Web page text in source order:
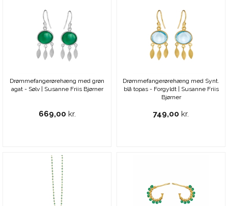
Drømmefangerørehæng med grøn
agat - Sølv | Susanne Friis Bjørner
669,00 kr.
Drømmefangerørehæng med Synt.
blå topas - Forgyldt | Susanne Friis
Bjørner
749,00 kr.